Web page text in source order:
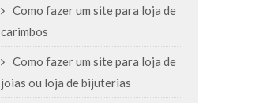
Como fazer um site para loja de
carimbos
Como fazer um site para loja de
joias ou loja de bijuterias